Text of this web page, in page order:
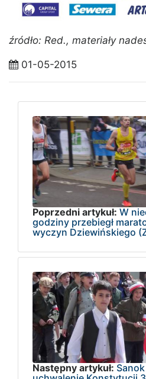
źródło: Red., materiały
01-05-2015
Poprzedni artykuł: W
godziny przebiegł
wyczyn Dziewińskiego
Następny artykuł: